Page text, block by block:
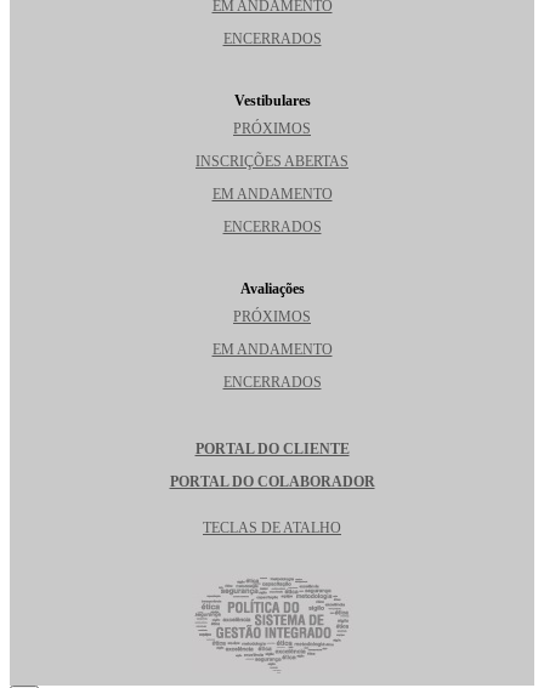
EM ANDAMENTO
ENCERRADOS
Vestibulares
PRÓXIMOS
INSCRIÇÕES ABERTAS
EM ANDAMENTO
ENCERRADOS
Avaliações
PRÓXIMOS
EM ANDAMENTO
ENCERRADOS
PORTAL DO CLIENTE
PORTAL DO COLABORADOR
TECLAS DE ATALHO